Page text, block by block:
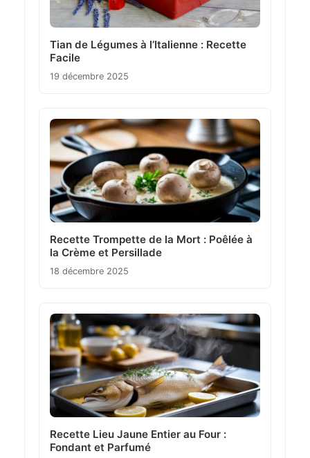
Tian de Légumes à l’Italienne : Recette
Facile
19 décembre 2025
Recette Trompette de la Mort : Poêlée à
la Crème et Persillade
18 décembre 2025
Recette Lieu Jaune Entier au Four :
Fondant et Parfumé